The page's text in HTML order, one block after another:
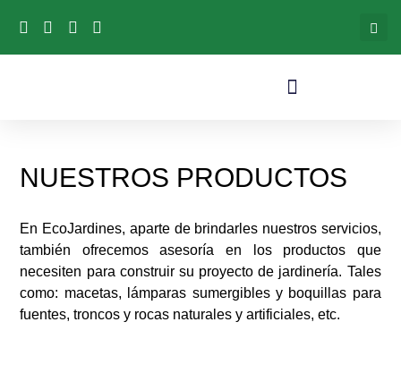
NUESTROS PRODUCTOS
En EcoJardines, aparte de brindarles nuestros servicios,
también ofrecemos asesoría en los productos que
necesiten para construir su proyecto de jardinería. Tales
como: macetas, lámparas sumergibles y boquillas para
fuentes, troncos y rocas naturales y artificiales, etc.